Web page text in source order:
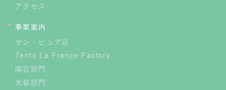
アクセス
事業案内
サン・ピュア店
Tento La France Factory
園芸部門
米穀部門